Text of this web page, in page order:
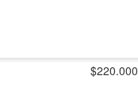
$220.000